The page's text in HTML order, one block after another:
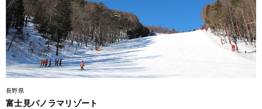
長野県
富士見パノラマリゾート